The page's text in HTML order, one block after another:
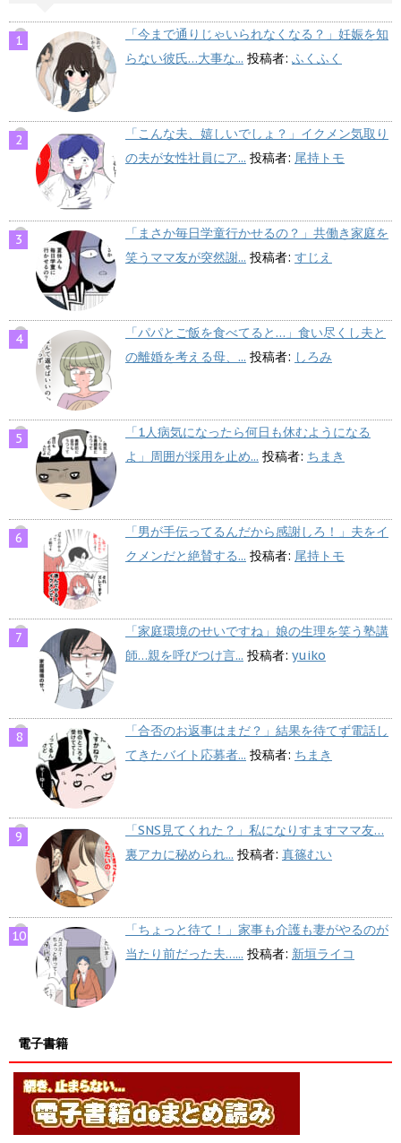
「今まで通りじゃいられなくなる？」妊娠を知
らない彼氏…大事な... 投稿者: ふくふく
「こんな夫、嬉しいでしょ？」イクメン気取り
の夫が女性社員にア... 投稿者: 尾持トモ
「まさか毎日学童行かせるの？」共働き家庭を
笑うママ友が突然謝... 投稿者: すじえ
「パパとご飯を食べてると…」食い尽くし夫と
の離婚を考える母、... 投稿者: しろみ
「1人病気になったら何日も休むようになる
よ」周囲が採用を止め... 投稿者: ちまき
「男が手伝ってるんだから感謝しろ！」夫をイ
クメンだと絶賛する... 投稿者: 尾持トモ
「家庭環境のせいですね」娘の生理を笑う塾講
師…親を呼びつけ言... 投稿者: yuiko
「合否のお返事はまだ？」結果を待てず電話し
てきたバイト応募者... 投稿者: ちまき
「SNS見てくれた？」私になりすますママ友…
裏アカに秘められ... 投稿者: 真篠むい
「ちょっと待て！」家事も介護も妻がやるのが
当たり前だった夫…... 投稿者: 新垣ライコ
電子書籍